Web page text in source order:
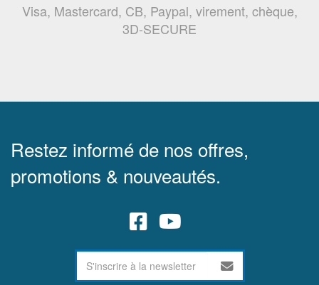
Visa, Mastercard, CB, Paypal, virement, chèque,
3D-SECURE
Restez informé de nos offres,
promotions & nouveautés.